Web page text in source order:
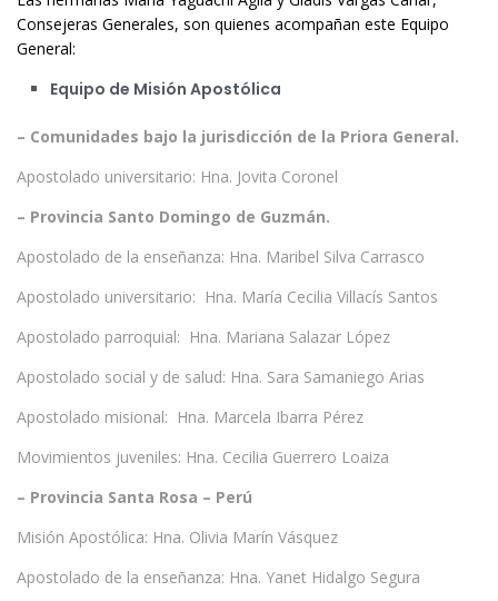
Consejeras Generales, son quienes acompañan este Equipo
General:
Equipo de Misión Apostólica
– Comunidades bajo la jurisdicción de la Priora General.
Apostolado universitario: Hna. Jovita Coronel
– Provincia Santo Domingo de Guzmán.
Apostolado de la enseñanza: Hna. Maribel Silva Carrasco
Apostolado universitario: Hna. María Cecilia Villacís Santos
Apostolado parroquial: Hna. Mariana Salazar López
Apostolado social y de salud: Hna. Sara Samaniego Arias
Apostolado misional: Hna. Marcela Ibarra Pérez
Movimientos juveniles: Hna. Cecilia Guerrero Loaiza
– Provincia Santa Rosa – Perú
Misión Apostólica: Hna. Olivia Marín Vásquez
Apostolado de la enseñanza: Hna. Yanet Hidalgo Segura